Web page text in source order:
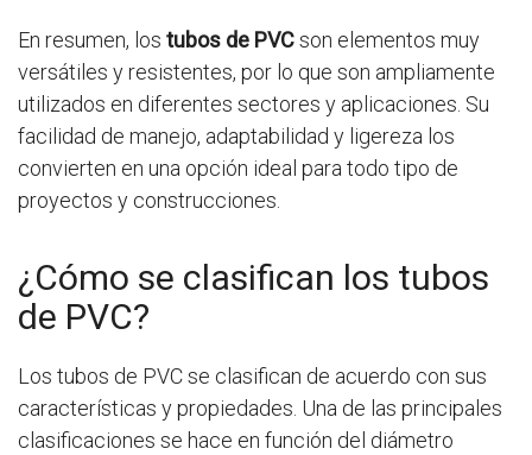
En resumen, los tubos de PVCson elementos muy
versátiles y resistentes, por lo que son ampliamente
utilizados en diferentes sectores y aplicaciones. Su
facilidad de manejo, adaptabilidad y ligereza los
convierten en una opción ideal para todo tipo de
proyectos y construcciones.
¿Cómo se clasifican los tubos
de PVC?
Los tubos de PVC se clasifican de acuerdo con sus
características y propiedades. Una de las principales
clasificaciones se hace en función del diámetro